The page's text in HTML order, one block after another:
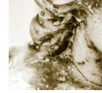
Column
Else-